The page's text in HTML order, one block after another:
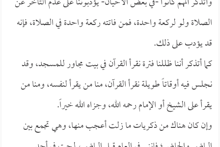
الصلاة ولو لركعة واحدة، فمن فاتته ركعة واحدة في الصلاة، فإنه
قد يؤدب على ذلك.
كما أتذكر أننا ظللنا فترة نقرأ القرآن في بيت مجاور للمسجد، وقد
نجلس فيه أوقاتاً طويلة نقرأ القرآن، منا من يقرأ لنفسه، ومنا من
يقرأ على الشيخ أو الإمام رحمه الله، وجزاه الله خيراً.
وإن كان هناك من ذكريات ما زلت أعجب منها، وهي تجمع بين